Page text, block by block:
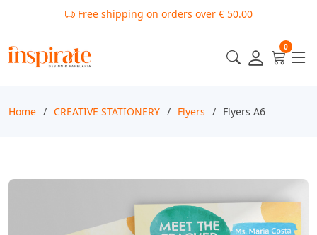
Free shipping on orders over € 50.00
0
Home CREATIVE STATIONERY Flyers Flyers A6